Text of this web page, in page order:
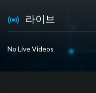
라이브
No Live Videos